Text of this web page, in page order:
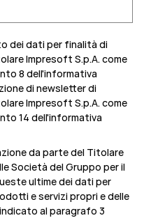
dei dati per finalità di
Impresoft S.p.A. come
8 dell'informativa
di newsletter di
Impresoft S.p.A. come
14 dell'informativa
da parte del Titolare
Società del Gruppo per il
ultime dei dati per
e servizi propri e delle
al paragrafo 3